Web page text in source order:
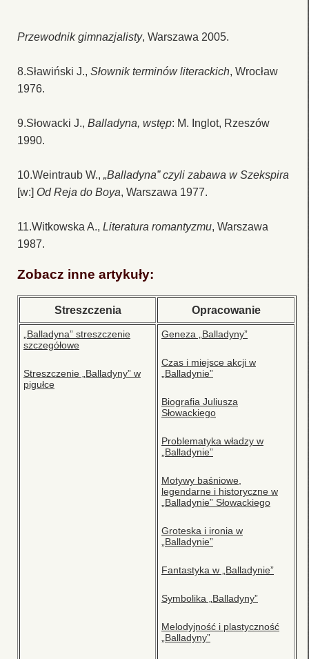
Przewodnik gimnazjalisty, Warszawa 2005.
8.Sławiński J., Słownik terminów literackich, Wrocław
1976.
9.Słowacki J., Balladyna, wstęp: M. Inglot, Rzeszów
1990.
10.Weintraub W., „Balladyna” czyli zabawa w Szekspira
[w:] Od Reja do Boya, Warszawa 1977.
11.Witkowska A., Literatura romantyzmu, Warszawa
1987.
Zobacz inne artykuły:
Streszczenia Opracowanie
„Balladyna” streszczenie
szczegółowe
Streszczenie „Balladyny” w
pigułce
Geneza „Balladyny”
Czas i miejsce akcji w
„Balladynie”
Biografia Juliusza
Słowackiego
Problematyka władzy w
„Balladynie”
Motywy baśniowe,
legendarne i historyczne w
„Balladynie” Słowackiego
Groteska i ironia w
„Balladynie”
Fantastyka w „Balladynie”
Symbolika „Balladyny”
Melodyjność i plastyczność
„Balladyny”